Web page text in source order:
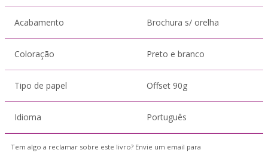
Acabamento Brochura s/ orelha
Coloração Preto e branco
Tipo de papel Offset 90g
Idioma Português
Tem algo a reclamar sobre este livro? Envie um email para